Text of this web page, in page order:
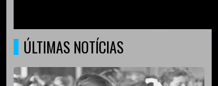
ÚLTIMAS NOTÍCIAS